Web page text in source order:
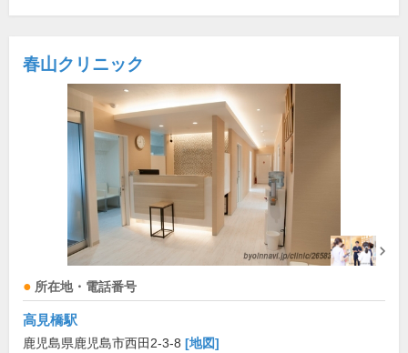
春山クリニック
所在地・電話番号
高見橋駅
鹿児島県鹿児島市西田2-3-8 [地図]